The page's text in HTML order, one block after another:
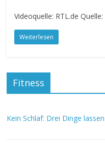
Videoquelle: RTL.de
Weiterlesen
Fitness
Kein Schlaf: Drei Dinge